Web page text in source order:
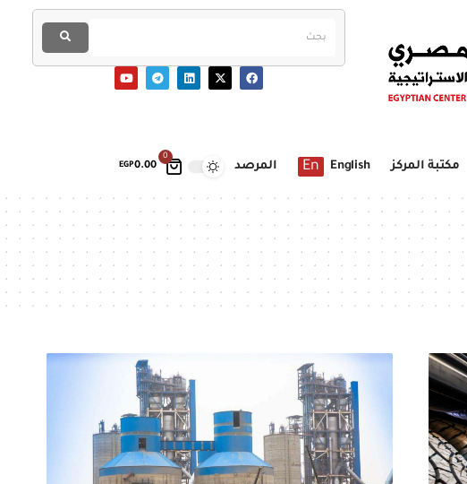
0
EGP0.00 مكتبة المركز English
En المرصد